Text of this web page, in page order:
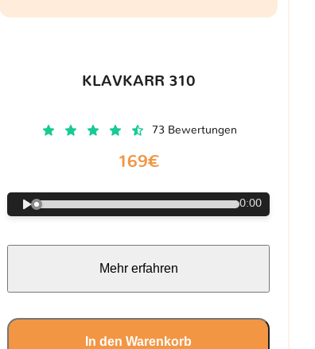
KLAVKARR 310
73 Bewertungen
169€
0:00
Mehr erfahren
In den Warenkorb